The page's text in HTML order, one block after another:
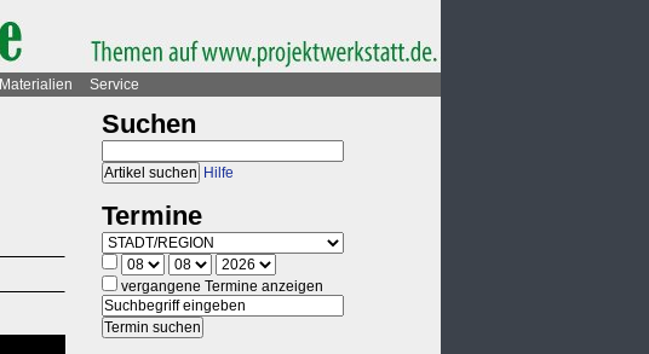
Materialien
Service
Suchen
Hilfe
Termine
vergangene Termine anzeigen